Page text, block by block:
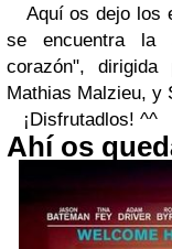
Aquí os dejo los
se encuentra la
corazón",
Mathias Malzieu, y
¡Disfrutadlos! ^^
Ahí os